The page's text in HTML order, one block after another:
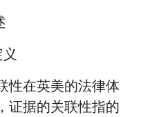
性在英美的法律体
证据的关联性指的